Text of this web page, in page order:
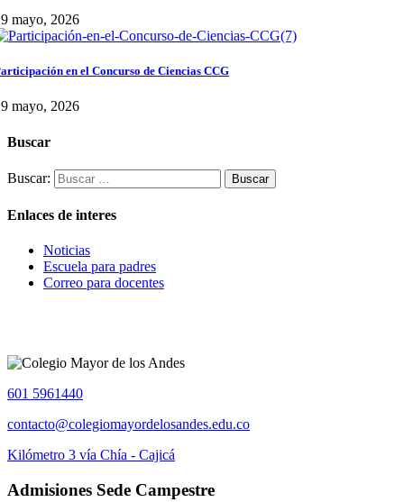
mayo, 2026
en el Concurso de Ciencias CCG
mayo, 2026
Buscar
Buscar:
Enlaces de interes
Noticias
Escuela para padres
Correo para docentes
601 5961440
contacto@colegiomayordelosandes.edu.co
Kilómetro 3 vía Chía - Cajicá
Admisiones Sede Campestre